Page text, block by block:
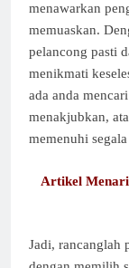
menawarkan
memuaskan.
pelancong pasti
menikmati
ada anda
menakjubkan,
memenuhi
Artikel
Jadi, rancanglah